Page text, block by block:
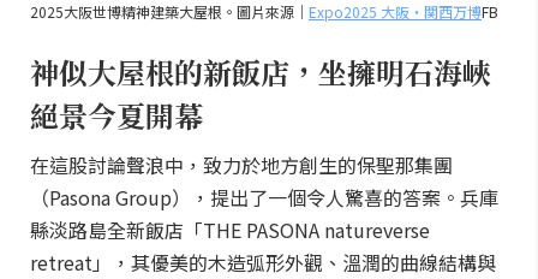
2025大阪世博精神建築大屋根。圖片來源｜ Expo2025 大阪・関西万博FB
神似大屋根的新飯店，坐擁明石海峽
絕景今夏開幕
在這股討論聲浪中，致力於地方創生的保聖那集團
（Pasona Group），提出了一個令人驚喜的答案。兵庫
縣淡路島全新飯店「THE PASONA natureverse
retreat」，其優美的木造弧形外觀、溫潤的曲線結構與